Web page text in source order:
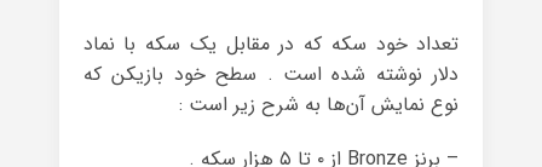
تعداد خود سکه که در مقابل یک سکه با نماد
دلار نوشته شده است . سطح خود بازیکن که
نوع نمایش آن‌ها به شرح زیر است :
– برنز Bronze از ۰ تا ۵ هزار سکه .